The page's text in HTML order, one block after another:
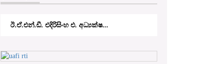
ඊ.ඒ.එන්.ඩී. එදිරිසිංහ එ. අධ්‍යක්ෂ...